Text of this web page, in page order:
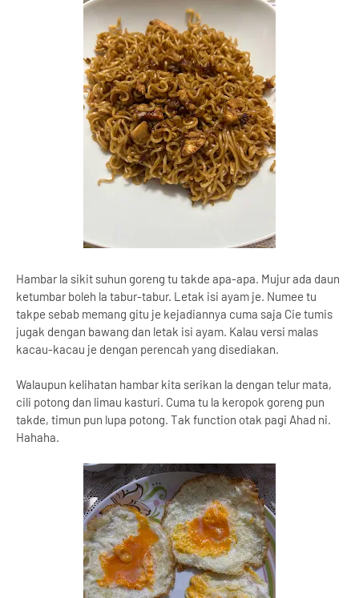
Hambar la sikit suhun goreng tu takde apa-apa. Mujur ada daun
ketumbar boleh la tabur-tabur. Letak isi ayam je. Numee tu
takpe sebab memang gitu je kejadiannya cuma saja Cie tumis
jugak dengan bawang dan letak isi ayam. Kalau versi malas
kacau-kacau je dengan perencah yang disediakan.
Walaupun kelihatan hambar kita serikan la dengan telur mata,
cili potong dan limau kasturi. Cuma tu la keropok goreng pun
takde, timun pun lupa potong. Tak function otak pagi Ahad ni.
Hahaha.